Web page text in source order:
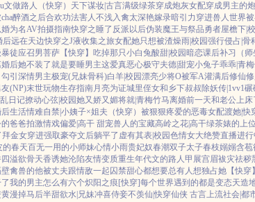
文做路人（快穿） 天下谋妆|古言满级绿茶穿成炮灰女配穿成男主的
醉酒之后合欢功法害人不浅入禽太深艳嫁录暗引力穿进兽人世界
婚为名AV拍摄指南快穿之睡了反派以后伪装魔王与祭品勇者屋檐下|
后远在天边快穿之J液收集之旅女配她只想被渣燥雨|校园强行侵占|骨
徒应召男菩萨 【快穿】吃掉那只小白兔酸甜|校园暗恋课后补习（师
后她不装了就是要睡男主这爱真恶心极守夫德|甜宠小兔子乖乖|青
勾引深情男主极宠(兄妹骨科)白羊|校园漂亮少将O被军A灌满后修仙
(NP)末世玩物生存指南月亮为证城里侄女和乡下叔叔除妖传|1vv1碾
日记撩动心弦|校园她又娇又媚将就|青梅竹马离婚前一天和老公上床
生活情难自禁|小姨子×姐夫 （快穿）被狠狠疼爱的恶毒女配渡她|快
爸爸拍激情戏偏爱|高干 甜宠兽人的宝藏高岭之花|高干绿茶婊的上位
拜金女穿进强取豪夺文后躺平了 虚有其表|校园色情女大绝赞直播进行
的春天百无一用的小师妹心情小雨贵妃奴春潮双子太子春枝嫋嫋含苞
溢欲骨天香诱她沦陷友情变质重生年代文的路人甲 展宫眉袚灾祛秽
壁禽兽的他被丈夫跟情敌一起囚禁甜心都想要总有人想独占她 【快
我的男主怎么有六个炽阳之痕 [快穿]每个世界遇到的都是变态天造
漫掉马后半甜欲水|兄妹冲喜侍妾不羡仙|快穿仙侠 古言上流社会|都